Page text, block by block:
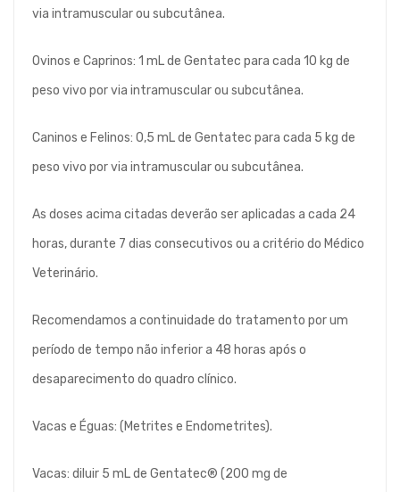
via intramuscular ou subcutânea.
Ovinos e Caprinos: 1 mL de Gentatec para cada 10 kg de
peso vivo por via intramuscular ou subcutânea.
Caninos e Felinos: 0,5 mL de Gentatec para cada 5 kg de
peso vivo por via intramuscular ou subcutânea.
As doses acima citadas deverão ser aplicadas a cada 24
horas, durante 7 dias consecutivos ou a critério do Médico
Veterinário.
Recomendamos a continuidade do tratamento por um
período de tempo não inferior a 48 horas após o
desaparecimento do quadro clínico.
Vacas e Éguas: (Metrites e Endometrites).
Vacas: diluir 5 mL de Gentatec® (200 mg de